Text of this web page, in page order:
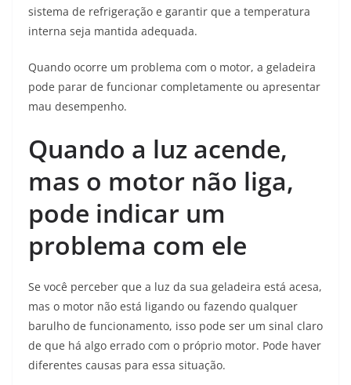
sistema de refrigeração e garantir que a temperatura
interna seja mantida adequada.
Quando ocorre um problema com o motor, a geladeira
pode parar de funcionar completamente ou apresentar
mau desempenho.
Quando a luz acende,
mas o motor não liga,
pode indicar um
problema com ele
Se você perceber que a luz da sua geladeira está acesa,
mas o motor não está ligando ou fazendo qualquer
barulho de funcionamento, isso pode ser um sinal claro
de que há algo errado com o próprio motor. Pode haver
diferentes causas para essa situação.